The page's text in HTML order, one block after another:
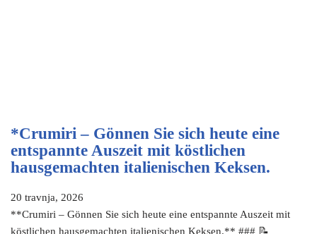
*Crumiri – Gönnen Sie sich heute eine
entspannte Auszeit mit köstlichen
hausgemachten italienischen Keksen.
20 travnja, 2026
**Crumiri – Gönnen Sie sich heute eine entspannte Auszeit mit
köstlichen hausgemachten italienischen Keksen.** ### 📝